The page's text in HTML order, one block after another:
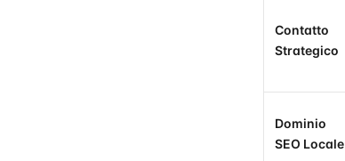
Contatto
Strategico
Dominio
SEO Locale